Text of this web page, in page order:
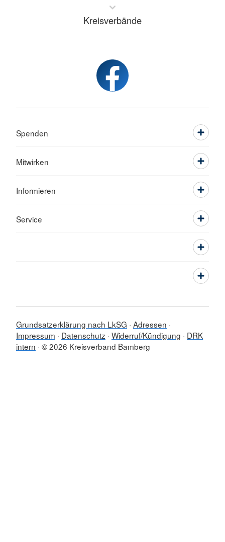
Kreisverbände
Spenden
Mitwirken
Informieren
Service
Grundsatzerklärung nach LkSG Adressen
Impressum
Datenschutz Widerruf/Kündigung
DRK
intern © 2026 Kreisverband Bamberg